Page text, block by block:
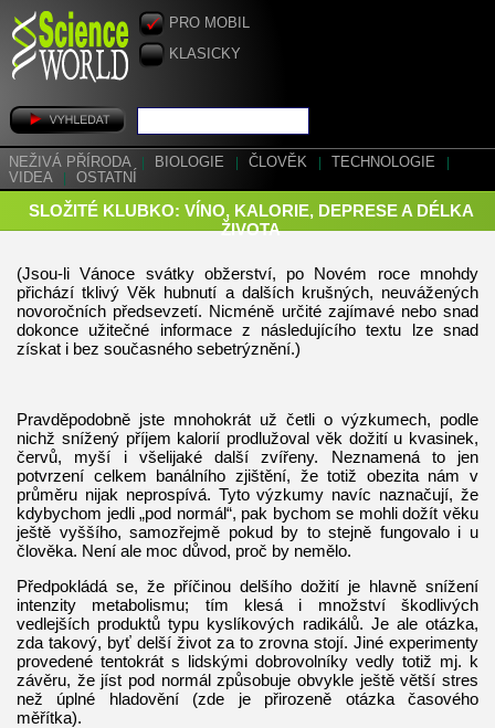
PRO MOBIL
KLASICKY
NEŽIVÁ PŘÍRODA BIOLOGIE ČLOVĚK TECHNOLOGIE
VIDEA
OSTATNÍ
SLOŽITÉ KLUBKO: VÍNO, KALORIE, DEPRESE A DÉLKA
ŽIVOTA
(Jsou-li Vánoce svátky obžerství, po Novém roce mnohdy
přichází tklivý Věk hubnutí a dalších krušných, neuvážených
novoročních předsevzetí. Nicméně určité zajímavé nebo snad
dokonce užitečné informace z následujícího textu lze snad
získat i bez současného sebetrýznění.)
Pravděpodobně jste mnohokrát už četli o výzkumech, podle
nichž snížený příjem kalorií prodlužoval věk dožití u kvasinek,
červů, myší i všelijaké další zvířeny. Neznamená to jen
potvrzení celkem banálního zjištění, že totiž obezita nám v
průměru nijak neprospívá. Tyto výzkumy navíc naznačují, že
kdybychom jedli „pod normál“, pak bychom se mohli dožít věku
ještě vyššího, samozřejmě pokud by to stejně fungovalo i u
člověka. Není ale moc důvod, proč by nemělo.
Předpokládá se, že příčinou delšího dožití je hlavně snížení
intenzity metabolismu; tím klesá i množství škodlivých
vedlejších produktů typu kyslíkových radikálů. Je ale otázka,
zda takový, byť delší život za to zrovna stojí. Jiné experimenty
provedené tentokrát s lidskými dobrovolníky vedly totiž mj. k
závěru, že jíst pod normál způsobuje obvykle ještě větší stres
než úplné hladovění (zde je přirozeně otázka časového
měřítka).